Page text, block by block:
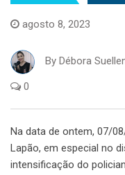
agosto 8, 2023
By Débora
0
Na data de ontem, 07/
Lapão, em especial no
intensificação do